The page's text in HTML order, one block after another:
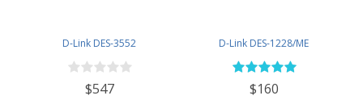
D-Link DES-3552
$547
D-Link DES-1228/ME
$160